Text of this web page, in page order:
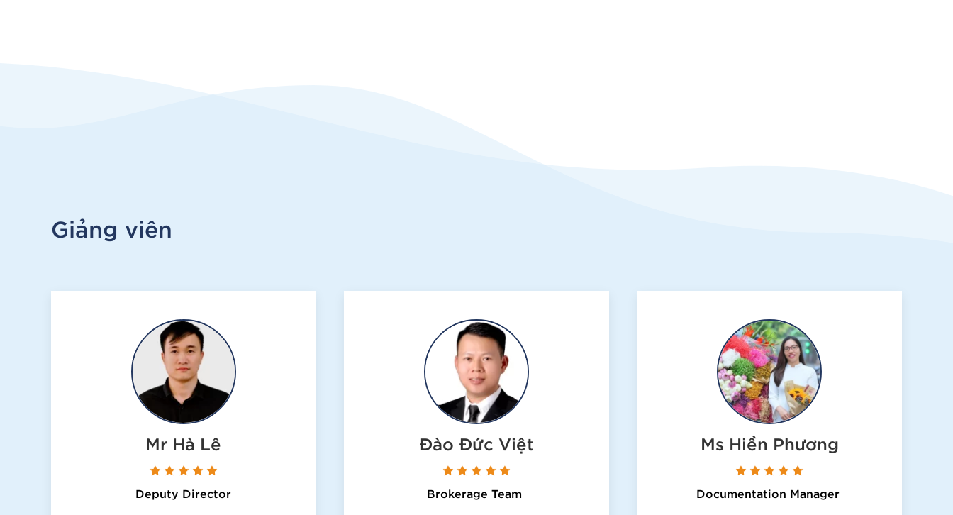
Giảng viên
Mr Hà Lê
Deputy Director
Đào Đức Việt
Brokerage Team
Ms Hiền Phương
Documentation Manager